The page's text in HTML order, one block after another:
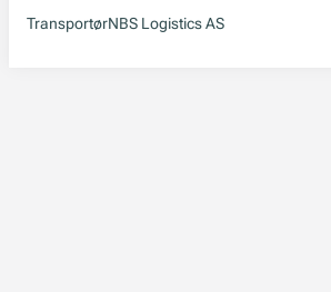
TransportørNBS Logistics AS